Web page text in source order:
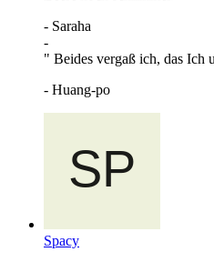
- Saraha
-
" Beides vergaß ich, das Ich
- Huang-po
Spacy